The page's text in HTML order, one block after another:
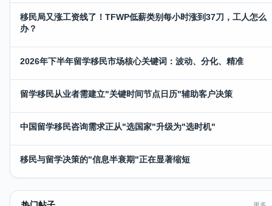
移民局又涨工资线了！TFWP低薪类别每小时涨到37刀，工人怎么
办？
2026年下半年留学移民市场核心关键词：波动、分化、精准
留学移民从业者需建立"关键时间节点日历"辅助客户决策
中国留学移民咨询需求正从"选国家"升级为"选时机"
移民与留学决策的"信息半衰期"正在显著缩短
更多